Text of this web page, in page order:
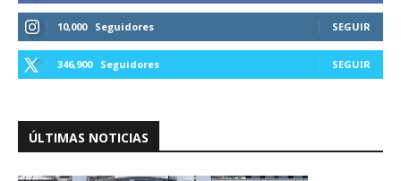
10,000 Seguidores SEGUIR
346,900 Seguidores SEGUIR
ÚLTIMAS NOTICIAS